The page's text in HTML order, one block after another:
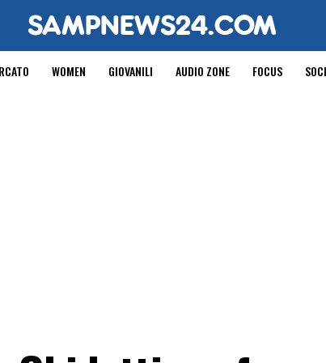
WOMEN GIOVANILI AUDIO ZONE FOCUS